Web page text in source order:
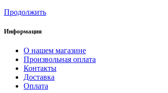
Продолжить
Информация
О нашем магазине
Произвольная оплата
Контакты
Доставка
Оплата